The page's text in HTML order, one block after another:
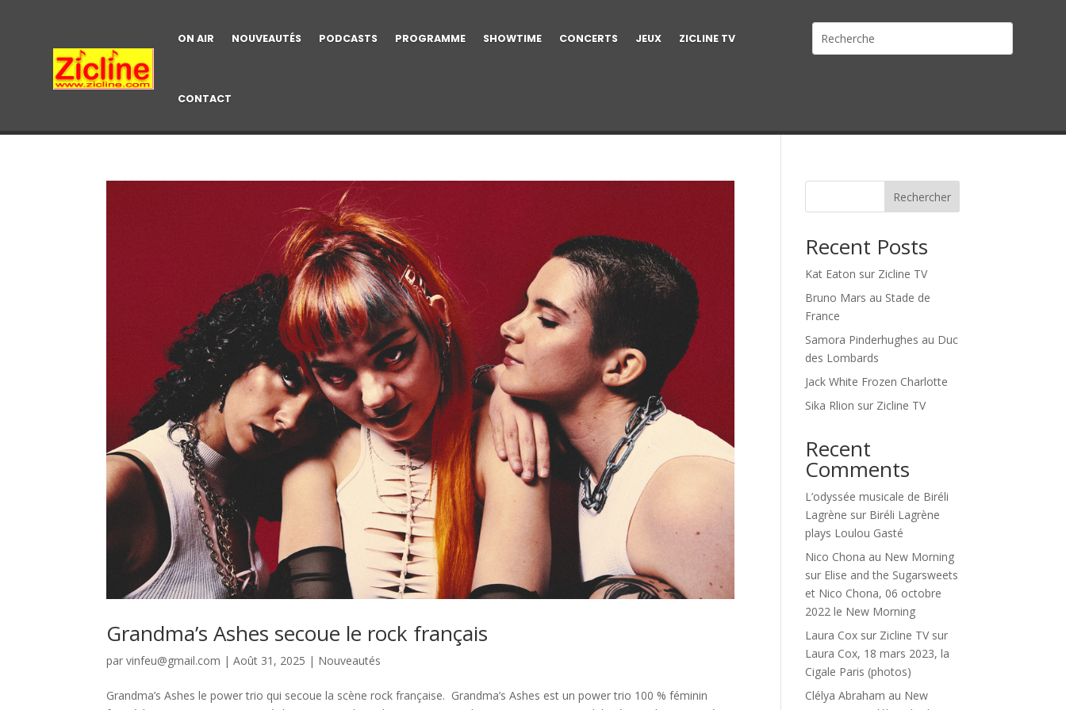
ON AIR NOUVEAUTÉS PODCASTS PROGRAMME SHOWTIME CONCERTS JEUX ZICLINE TV
CONTACT
Grandma’s Ashes secoue le rock français
parvinfeu@gmail.com |Août 31, 2025 | Nouveautés
Grandma’s Ashes le power trio qui secoue la scène rock française. Grandma’s Ashes est un power trio 100 % féminin
Rechercher
Recent Posts
Kat Eaton sur Zicline TV
Bruno Mars au Stade de
France
Samora Pinderhughes au Duc
des Lombards
Jack White Frozen Charlotte
Sika Rlion sur Zicline TV
Recent
Comments
L’odyssée musicale de Biréli
Lagrène sur Biréli Lagrène
plays Loulou Gasté
Nico Chona au New Morning
sur Elise and the Sugarsweets
et Nico Chona, 06 octobre
2022 le New Morning
Laura Cox sur Zicline TVsur
Laura Cox, 18 mars 2023, la
Cigale Paris (photos)
Clélya Abraham au New